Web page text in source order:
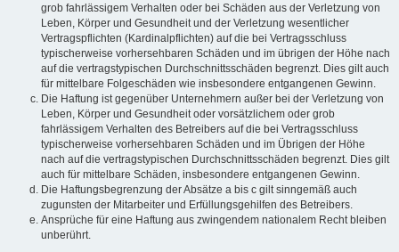
grob fahrlässigem Verhalten oder bei Schäden aus der Verletzung von
Leben, Körper und Gesundheit und der Verletzung wesentlicher
Vertragspflichten (Kardinalpflichten) auf die bei Vertragsschluss
typischerweise vorhersehbaren Schäden und im übrigen der Höhe nach
auf die vertragstypischen Durchschnittsschäden begrenzt. Dies gilt auch
für mittelbare Folgeschäden wie insbesondere entgangenen Gewinn.
Die Haftung ist gegenüber Unternehmern außer bei der Verletzung von
Leben, Körper und Gesundheit oder vorsätzlichem oder grob
fahrlässigem Verhalten des Betreibers auf die bei Vertragsschluss
typischerweise vorhersehbaren Schäden und im Übrigen der Höhe
nach auf die vertragstypischen Durchschnittsschäden begrenzt. Dies gilt
auch für mittelbare Schäden, insbesondere entgangenen Gewinn.
Die Haftungsbegrenzung der Absätze a bis c gilt sinngemäß auch
zugunsten der Mitarbeiter und Erfüllungsgehilfen des Betreibers.
Ansprüche für eine Haftung aus zwingendem nationalem Recht bleiben
unberührt.